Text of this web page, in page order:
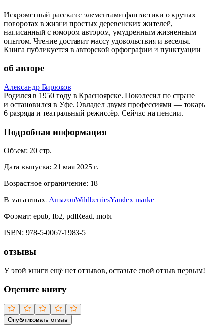
Искрометный рассказ с элементами фантастики о крутых
поворотах в жизни простых деревенских жителей,
написанный с юмором автором, умудренным жизненным
опытом. Чтение доставит массу удовольствия и веселья.
Книга публикуется в авторской орфографии и пунктуации
об авторе
Александр Бирюков
Родился в 1950 году в Красноярске. Поколесил по стране
и остановился в Уфе. Овладел двумя профессиями — токарь
6 разряда и театральный режиссёр. Сейчас на пенсии.
Подробная информация
Объем: 20 стр.
Дата выпуска: 21 мая 2025 г.
Возрастное ограничение: 18+
В магазинах: AmazonWildberriesYandex market
Формат: epub, fb2, pdfRead, mobi
ISBN: 978-5-0067-1983-5
отзывы
У этой книги ещё нет отзывов, оставьте свой отзыв первым!
Оцените книгу
Опубликовать отзыв